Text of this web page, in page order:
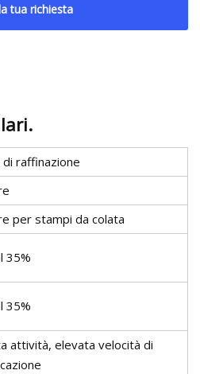
tua richiesta
raffinazione
per stampi da colata
35%
35%
attività, elevata velocità di